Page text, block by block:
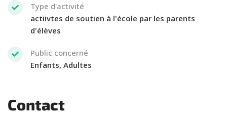
Type d'activité
actiivtes de soutien à l'école par les parents
d'élèves
Public concerné
Enfants, Adultes
Contact